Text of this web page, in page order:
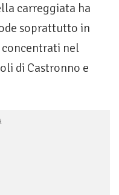
carreggiata ha
soprattutto in
nel
di Castronno e